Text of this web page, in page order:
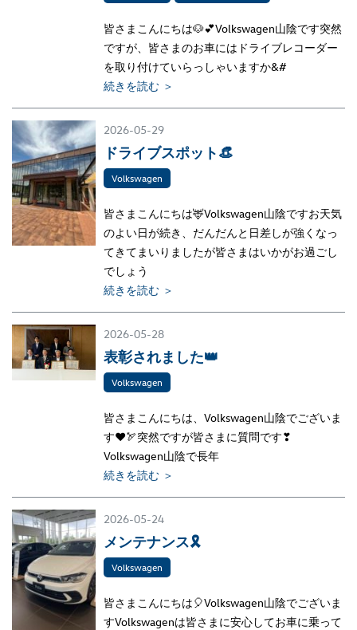
皆さまこんにちは🐶💕Volkswagen山陰です突然
ですが、皆さまのお車にはドライブレコーダー
を取り付けていらっしゃいますか&#
続きを読む ＞
2026-05-29
ドライブスポット👒
Volkswagen
皆さまこんにちは🦌Volkswagen山陰ですお天気
のよい日が続き、だんだんと日差しが強くなっ
てきてまいりましたが皆さまはいかがお過ごし
でしょう
続きを読む ＞
2026-05-28
表彰されました👑
Volkswagen
皆さまこんにちは、Volkswagen山陰でございま
す❤🏹突然ですが皆さまに質問です❣
Volkswagen山陰で長年
続きを読む ＞
2026-05-24
メンテナンス🎗
Volkswagen
皆さまこんにちは🎈Volkswagen山陰でございま
すVolkswagenは皆さまに安心してお車に乗って